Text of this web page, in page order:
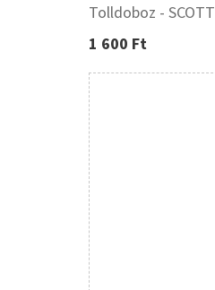
Tolldoboz - SCOTT
1 600 Ft